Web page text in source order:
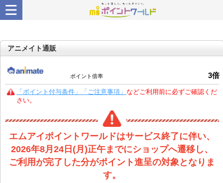
アニメイト通販
ポイント倍率 3倍
「ポイント付与条件」「ご注意事項」 などご利用前に必ずご確認くだ
さい。
エムアイポイントワールドはサービス終了に伴い、
2026年8月24日(月)正午までにショップへ遷移し、
ご利用が完了した分がポイント進呈の対象となりま
す。